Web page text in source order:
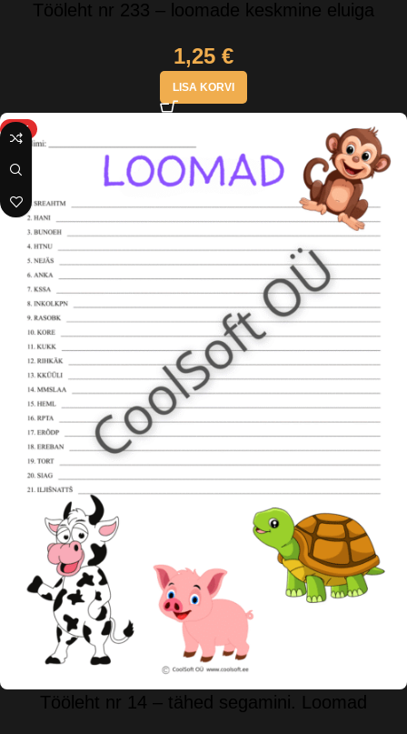
Tööleht nr 233 – loomade keskmine eluiga
1,25 €
LISA KORVI
HOT
Tööleht nr 14 – tähed segamini. Loomad